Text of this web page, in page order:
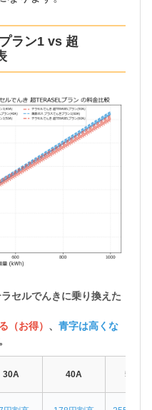
ラン1 vs 超
ラセルでんきに乗り換えた
（お得） 、 青字は高くな
30A 40A 50A